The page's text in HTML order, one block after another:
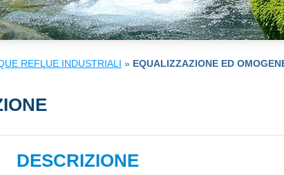
REFLUE INDUSTRIALI » EQUALIZZAZIONE ED
DESCRIZIONE